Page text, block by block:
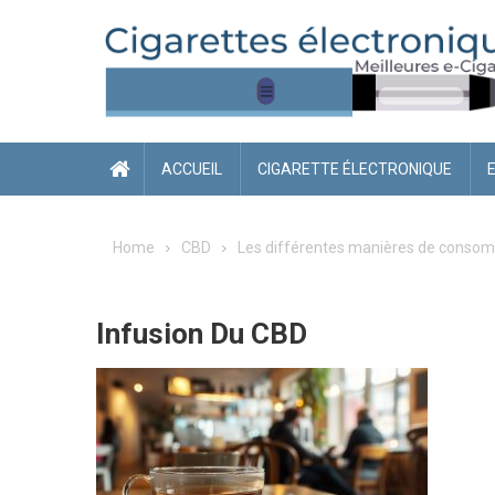
ACCUEIL CIGARETTE ÉLECTRONIQUE
Home CBD Les différentes manières de
Infusion Du CBD